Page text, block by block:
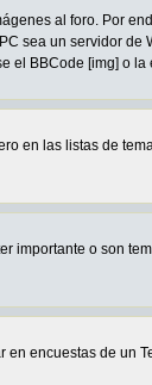
al foro. Por
sea un servidor
el BBCode [img] o
en las listas de
o son
encuestas de un